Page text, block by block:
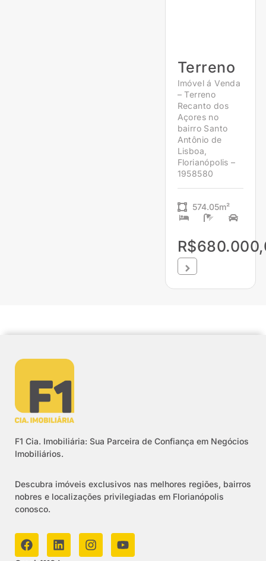
Terreno
Imóvel á Venda
– Terreno
Recanto dos
Açores no
bairro Santo
Antônio de
Lisboa,
Florianópolis –
1958580
574.05m²
F1 Cia. Imobiliária: Sua Parceira de Confiança em Negócios
Imobiliários.
Descubra imóveis exclusivos nas melhores regiões, bairros
nobres e localizações privilegiadas em Florianópolis
conosco.